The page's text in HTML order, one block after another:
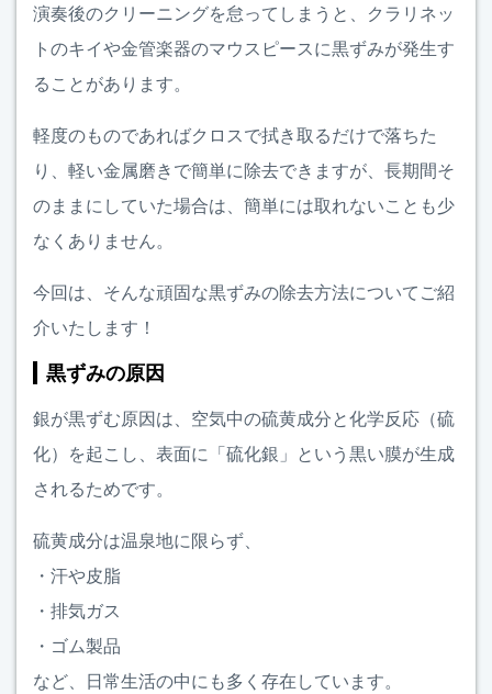
演奏後のクリーニングを怠ってしまうと、クラリネッ
トのキイや金管楽器のマウスピースに黒ずみが発生す
ることがあります。
軽度のものであればクロスで拭き取るだけで落ちた
り、軽い金属磨きで簡単に除去できますが、長期間そ
のままにしていた場合は、簡単には取れないことも少
なくありません。
今回は、そんな頑固な黒ずみの除去方法についてご紹
介いたします！
黒ずみの原因
銀が黒ずむ原因は、空気中の硫黄成分と化学反応（硫
化）を起こし、表面に「硫化銀」という黒い膜が生成
されるためです。
硫黄成分は温泉地に限らず、
・汗や皮脂
・排気ガス
・ゴム製品
など、日常生活の中にも多く存在しています。